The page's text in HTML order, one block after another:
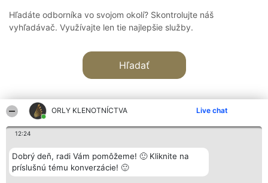
ORLY KLENOTNÍCTVA Live chat
12:24
Dobrý deň, radi Vám pomôžeme! 🙂 Kliknite na
príslušnú tému konverzácie! 🙂
Hľadáte odborníka vo svojom okolí? Skontrolujte náš
vyhľadávač. Využívajte len tie najlepšie služby.
Hľadať
Organizátor hodnotenia
Bright Side Solutions sp. z o.
o. sp. k.
Hodnotenie
Laureáti
Lista
Kontakt
Kontakt